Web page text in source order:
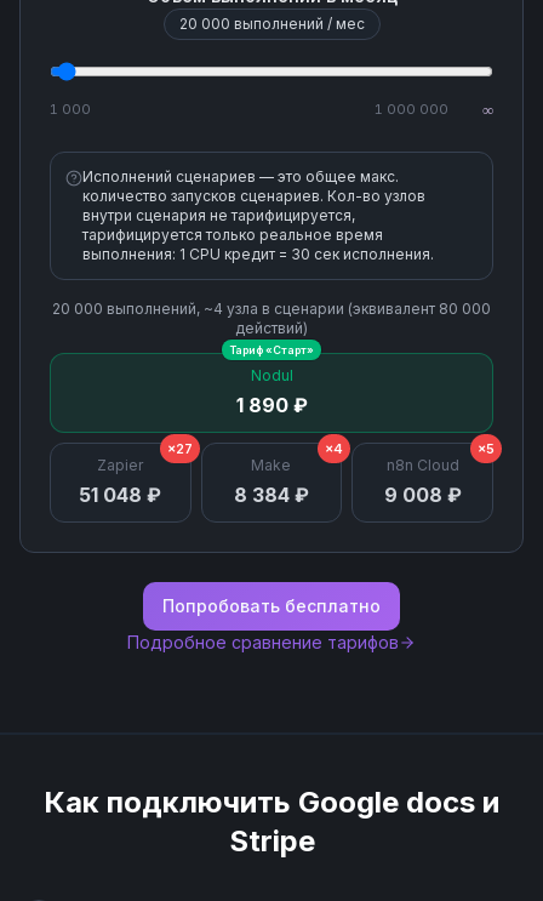
Retrieve Payout
Retrieve an Invoice
Update Customer
Update Invoice
Update Invoice Line Item
Void Invoice
20 000 выполнений / мес
1 000 1 000 000 ∞
Исполнений сценариев — это общее макс.
количество запусков сценариев. Кол-во узлов
внутри сценария не тарифицируется,
тарифицируется только реальное время
выполнения: 1 CPU кредит = 30 сек исполнения.
20 000 выполнений, ~4 узла в сценарии (эквивалент 80 000
действий)
Nodul
1 890 ₽
Тариф «Старт»
Zapier
51 048 ₽
×27
Make
8 384 ₽
×4
n8n Cloud
9 008 ₽
×5
Попробовать бесплатно
Подробное сравнение тарифов
Как подключить Google docs и
Stripe